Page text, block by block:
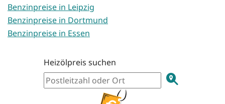
Benzinpreise in Leipzig
Benzinpreise in Dortmund
Benzinpreise in Essen
Heizölpreis suchen